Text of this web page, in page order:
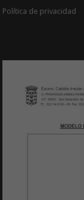
Política de privacidad